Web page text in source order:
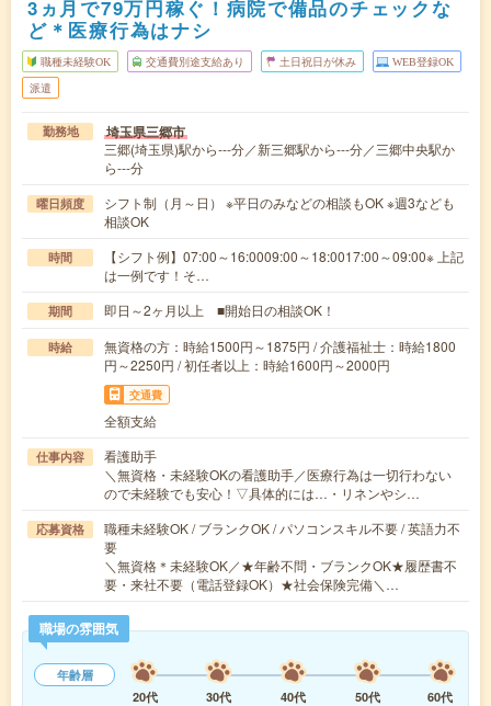
3ヵ月で79万円稼ぐ！病院で備品のチェックな
ど＊医療行為はナシ
職種未経験OK 交通費別途支給あり 土日祝日が休み WEB登録OK
派遣
勤務地 埼玉県三郷市
三郷(埼玉県)駅から---分／新三郷駅から---分／三郷中央駅か
ら---分
曜日頻度
シフト制（月～日） ※平日のみなどの相談もOK ※週3なども
相談OK
時間
【シフト例】07:00～16:0009:00～18:0017:00～09:00※ 上記
は一例です！そ…
期間 即日～2ヶ月以上 ■開始日の相談OK！
時給
無資格の方：時給1500円～1875円 / 介護福祉士：時給1800
円～2250円 / 初任者以上：時給1600円～2000円
交通費
全額支給
仕事内容
看護助手
＼無資格・未経験OKの看護助手／医療行為は一切行わない
ので未経験でも安心！▽具体的には…・リネンやシ…
応募資格
職種未経験OK / ブランクOK / パソコンスキル不要 / 英語力不
要
＼無資格＊未経験OK／★年齢不問・ブランクOK★履歴書不
要・来社不要（電話登録OK）★社会保険完備＼…
職場の雰囲気
年齢層
20代
30代 40代 50代
60代